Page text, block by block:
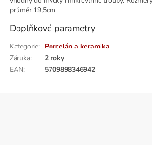
průměr 19,5cm
Doplňkové parametry
Kategorie: Porcelán a keramika
Záruka:
2 roky
EAN: 5709898346942
Z